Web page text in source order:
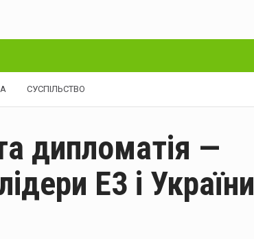
СУСПІЛЬСТВО
дипломатія —
E3 і України